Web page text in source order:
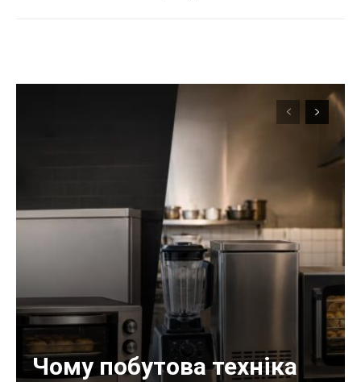
Чому побутова техніка